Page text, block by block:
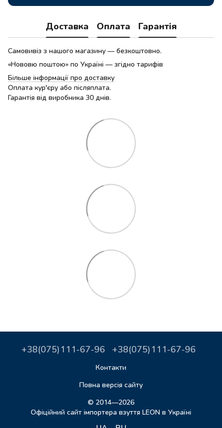
Доставка Оплата Гарантія
Самовивіз з нашого магазину — безкоштовно.
«Нововю поштою» по Україні — згідно тарифів
Більше інформації про доставку
Оплата кур'єру або післяплата.
Гарантія від виробника 30 днів.
+38(075)111-67-96 +38(075)111-67-96
Контакти
Повна версія сайту
© 2014—2026
Офіційний сайт імпортера взуття LEON в Україні